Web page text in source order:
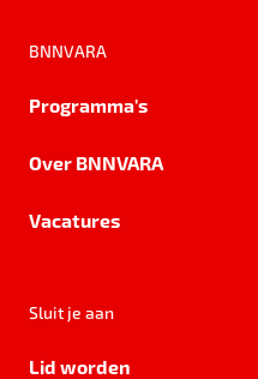
BNNVARA
Programma's
Over BNNVARA
Vacatures
Sluit je aan
Lid worden